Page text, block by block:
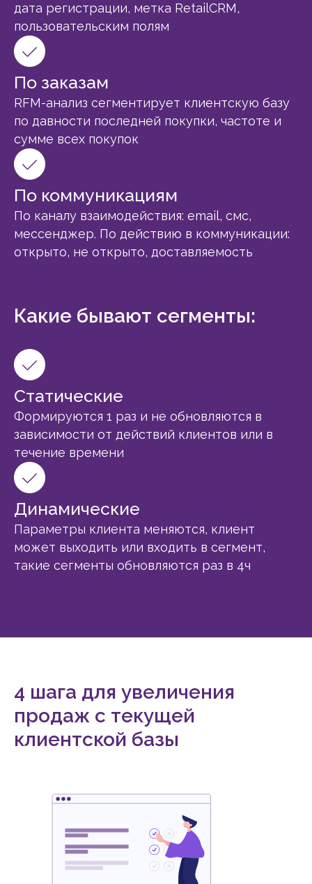
дата регистрации, метка RetailCRM,
пользовательским полям
По заказам
RFM-анализ сегментирует клиентскую базу
по давности последней покупки, частоте и
сумме всех покупок
По коммуникациям
По каналу взаимодействия: email, смс,
мессенджер. По действию в коммуникации:
открыто, не открыто, доставляемость
Какие бывают сегменты:
Статические
Формируются 1 раз и не обновляются в
зависимости от действий клиентов или в
течение времени
Динамические
Параметры клиента меняются, клиент
может выходить или входить в сегмент,
такие сегменты обновляются раз в 4ч
4 шага для увеличения
продаж с текущей
клиентской базы